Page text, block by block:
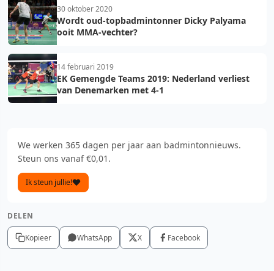
30 oktober 2020
Wordt oud-topbadmintonner Dicky Palyama
ooit MMA-vechter?
14 februari 2019
EK Gemengde Teams 2019: Nederland verliest
van Denemarken met 4-1
We werken 365 dagen per jaar aan badmintonnieuws.
Steun ons vanaf €0,01.
Ik steun jullie!
DELEN
Kopieer WhatsApp X Facebook